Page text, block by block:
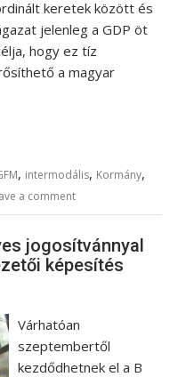
keretek között és
jelenleg a GDP öt
hogy ez tíz
a magyar
, intermodális, Kormány,
a comment
jogosítvánnyal
képesítés
Várhatóan
szeptembertől
kezdődhetnek el a B